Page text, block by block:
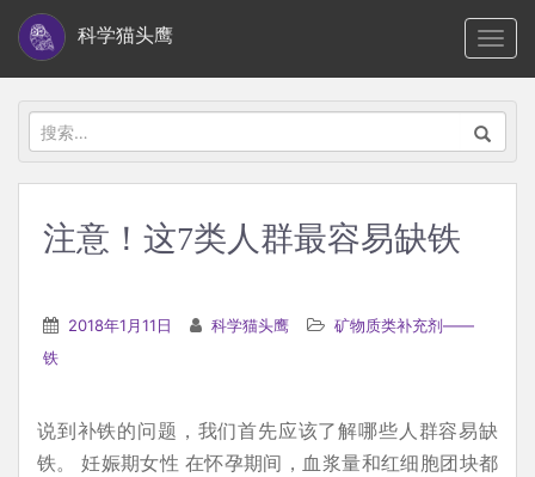
i
科学猫头鹰
搜
索：
注意！这7类人群最容易缺铁
2018年1月11日 科学猫头鹰
矿物质类补充剂——
铁
说到补铁的问题，我们首先应该了解哪些人群容易缺
铁。 妊娠期女性 在怀孕期间，血浆量和红细胞团块都